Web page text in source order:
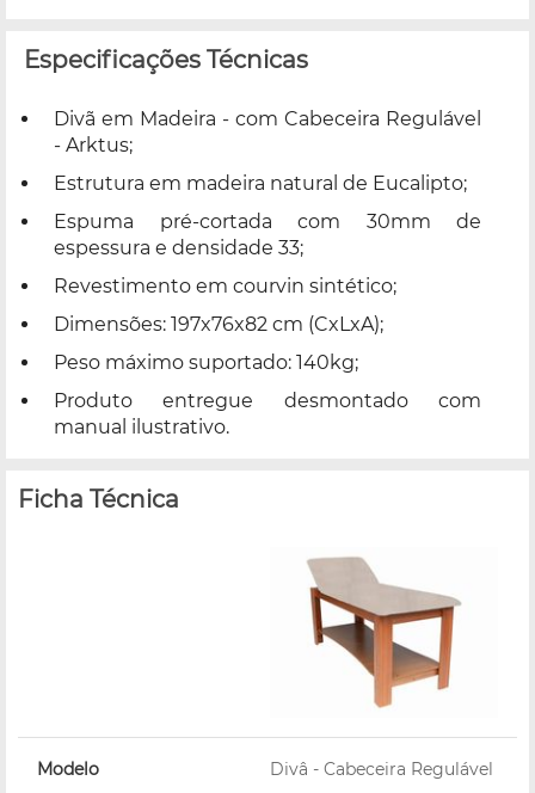
Especificações Técnicas
Divã em Madeira - com Cabeceira Regulável
- Arktus;
Estrutura em madeira natural de Eucalipto;
Espuma pré-cortada com 30mm de
espessura e densidade 33;
Revestimento em courvin sintético;
Dimensões: 197x76x82 cm (CxLxA);
Peso máximo suportado: 140kg;
Produto entregue desmontado com
manual ilustrativo.
Ficha Técnica
Modelo Divâ - Cabeceira Regulável